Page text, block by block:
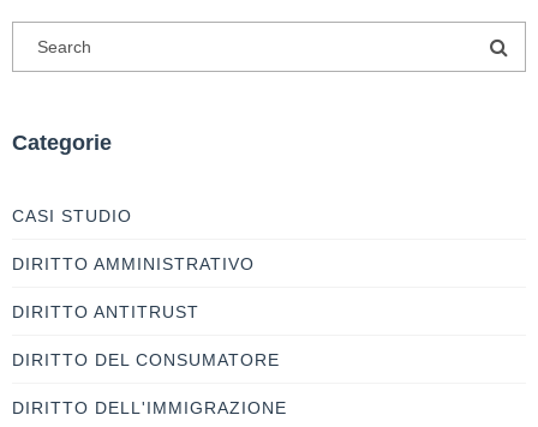
Categorie
CASI STUDIO
DIRITTO AMMINISTRATIVO
DIRITTO ANTITRUST
DIRITTO DEL CONSUMATORE
DIRITTO DELL'IMMIGRAZIONE